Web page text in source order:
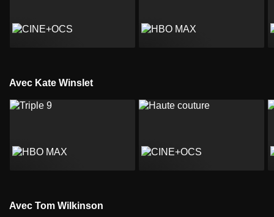
Avec Kate Winslet
Avec Tom Wilkinson